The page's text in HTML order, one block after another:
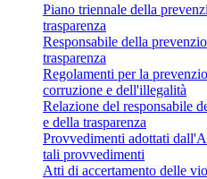
Piano triennale della
trasparenza
Responsabile della
trasparenza
Regolamenti per la
corruzione e dell'illegalità
Relazione del responsabile
e della trasparenza
Provvedimenti adottati
tali provvedimenti
Atti di accertamento delle